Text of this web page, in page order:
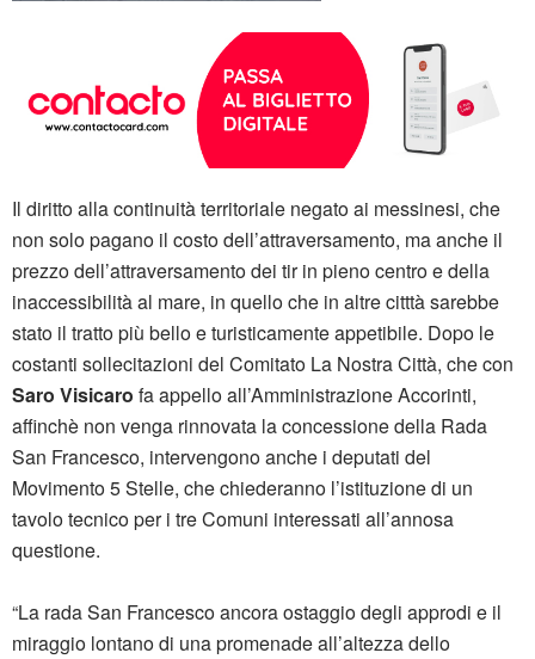
Il diritto alla continuità territoriale negato ai messinesi, che
non solo pagano il costo dell’attraversamento, ma anche il
prezzo dell’attraversamento dei tir in pieno centro e della
inaccessibilità al mare, in quello che in altre citttà sarebbe
stato il tratto più bello e turisticamente appetibile. Dopo le
costanti sollecitazioni del Comitato La Nostra Città, che con
Saro Visicaro fa appello all’Amministrazione Accorinti,
affinchè non venga rinnovata la concessione della Rada
San Francesco, intervengono anche i deputati del
Movimento 5 Stelle, che chiederanno l’istituzione di un
tavolo tecnico per i tre Comuni interessati all’annosa
questione.
“La rada San Francesco ancora ostaggio degli approdi e il
miraggio lontano di una promenade all’altezza dello